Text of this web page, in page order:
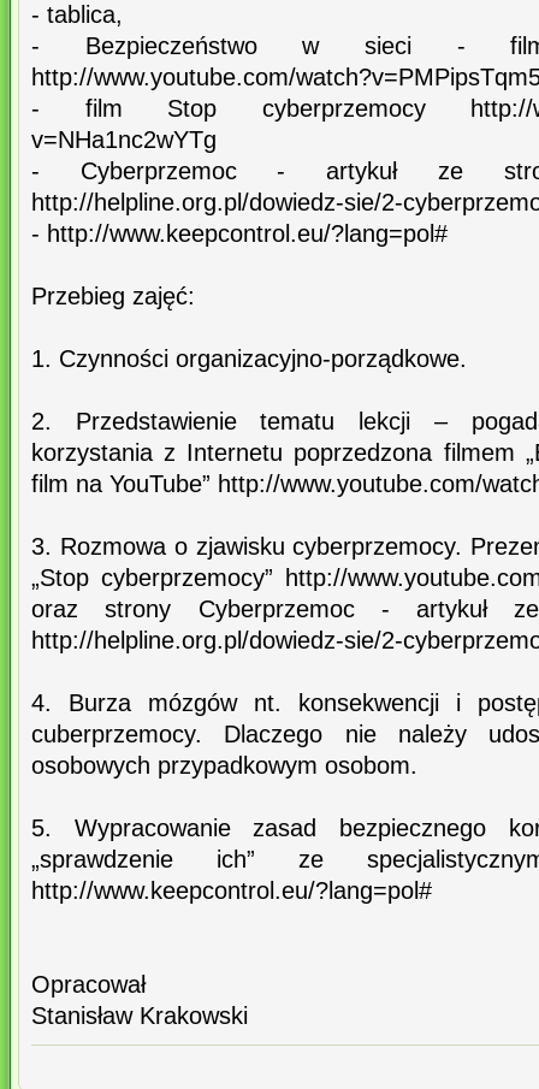
- tablica,
- Bezpieczeństwo w sieci -
http://www.youtube.com/
- film Stop cyberprzemocy http://
v=NHa1nc2wYTg
- Cyberprzemoc - artykuł ze
http://helpline.org.pl/dowiedz-sie/2-
- http://www.keepcontrol.eu/?lang=pol#
Przebieg zajęć:
1. Czynności organizacyjno-porządkowe.
2. Przedstawienie tematu lekcji –
korzystania z Internetu poprzedzona filmem
film na YouTube” http://www.youtube.com/
3. Rozmowa o zjawisku cyberprzemocy.
„Stop cyberprzemocy” http://
oraz strony Cyberprzemoc - artykuł
http://helpline.org.pl/dowiedz-sie/2-
4. Burza mózgów nt. konsekwencji i
cuberprzemocy. Dlaczego nie należy
osobowych przypadkowym osobom.
5. Wypracowanie zasad bezpiecznego
„sprawdzenie ich” ze
http://www.keepcontrol.eu/?lang=pol#
Opracował
Stanisław Krakowski